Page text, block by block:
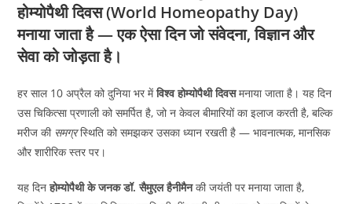
होम्योपैथी दिवस (World Homeopathy Day)
मनाया जाता है — एक ऐसा दिन जो संवेदना, विज्ञान और
सेवा को जोड़ता है।
हर साल 10 अप्रैल को दुनिया भर मेंविश्व होम्योपैथी दिवसमनाया जाता है। यह दिन
उस चिकित्सा प्रणाली को समर्पित है, जो न केवल बीमारियों का इलाज करती है, बल्कि
मरीज की समग्रस्थिति को समझकर उसका ध्यान रखती है — भावनात्मक, मानसिक
और शारीरिक स्तर पर।
यह दिनहोम्योपैथी के जनक डॉ. सैमुएल हैनीमैनकी जयंती पर मनाया जाता है,